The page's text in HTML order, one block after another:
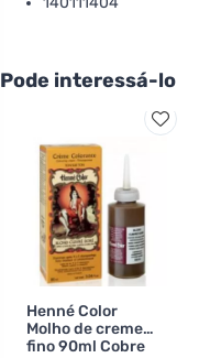
Pode interessá-lo
Henné Color
Molho de creme
fino 90ml Cobre